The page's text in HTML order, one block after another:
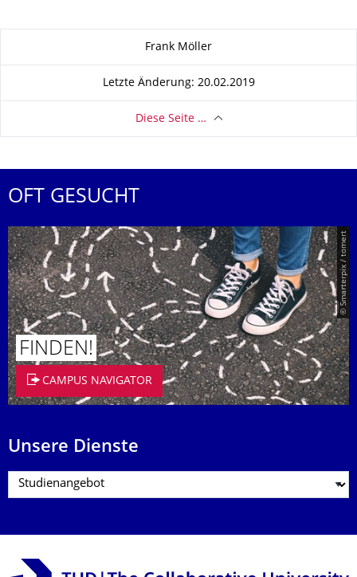
Frank Möller
Letzte Änderung: 20.02.2019
Diese Seite …
OFT GESUCHT
© Smarterpix / tomert
FINDEN!
CAMPUS NAVIGATOR
Unsere Dienste